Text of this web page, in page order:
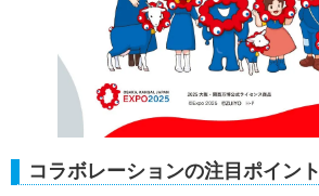
コラボレーションの注目ポイント